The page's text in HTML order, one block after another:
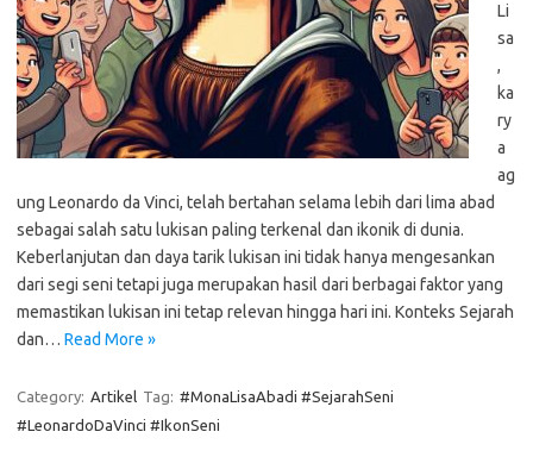
Li
sa
,
ka
ry
a
ag
ung Leonardo da Vinci, telah bertahan selama lebih dari lima abad
sebagai salah satu lukisan paling terkenal dan ikonik di dunia.
Keberlanjutan dan daya tarik lukisan ini tidak hanya mengesankan
dari segi seni tetapi juga merupakan hasil dari berbagai faktor yang
memastikan lukisan ini tetap relevan hingga hari ini. Konteks Sejarah
dan… Read More »
Category: Artikel Tag: #MonaLisaAbadi #SejarahSeni
#LeonardoDaVinci #IkonSeni